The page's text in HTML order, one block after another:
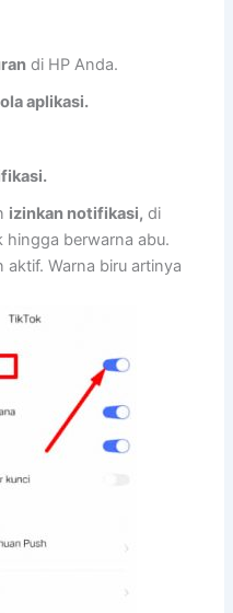
di HP Anda.
aplikasi.
izinkan notifikasi, di
hingga berwarna abu.
aktif. Warna biru artinya